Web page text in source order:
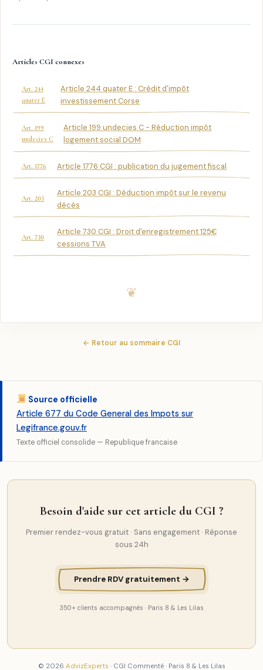
Articles CGI connexes
Art. 244
quater E
Article 244 quater E : Crédit d'impôt
investissement Corse
Art. 199
undecies C
Article 199 undecies C - Réduction impôt
logement social DOM
Art. 1776 Article 1776 CGI : publication du jugement fiscal
Art. 203
Article 203 CGI : Déduction impôt sur le revenu
décès
Art. 730
Article 730 CGI : Droit d'enregistrement 125€
cessions TVA
← Retour au sommaire CGI
Source officielle
Article 677 du Code General des Impots sur
Legifrance.gouv.fr
Texte officiel consolide — Republique francaise
Besoin d'aide sur cet article du CGI ?
Premier rendez-vous gratuit · Sans engagement · Réponse
sous 24h
Prendre RDV gratuitement →
350+ clients accompagnés · Paris 8 & Les Lilas
© 2026 AdvizExperts · CGI Commenté · Paris 8 & Les Lilas